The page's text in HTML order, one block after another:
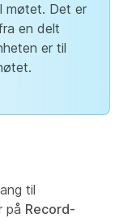
møtet. Det er
en delt
er til
til
på Record-